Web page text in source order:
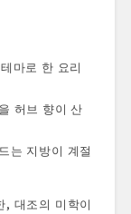
마로 한 요리
허브 향이 산
는 지방이 계절
, 대조의 미학이